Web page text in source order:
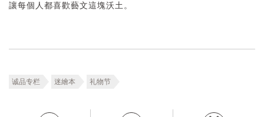
讓每個人都喜歡藝文這塊沃土。
诚品专栏 迷繪本 礼物节